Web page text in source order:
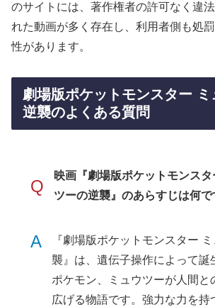
のサイトには、著作権者の許可なく違
れた動画が多く存在し、利用者側も処
性があります。
劇場版ポケットモンスター
逆襲のよくある質問
Q
映画『劇場版ポケットモンスタ
ツーの逆襲』のあらすじは何で
A
『劇場版ポケットモンスター
襲』は、遺伝子操作によって誕
ポケモン、ミュウツーが人間と
広げる物語です。強力な力を持